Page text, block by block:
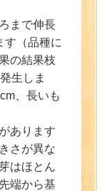
まで伸長
す（品種に
の結果枝
生しま
、長いも
あります
さが異な
はほとん
端から基